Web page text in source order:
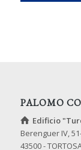
PALOMO
Edificio
Berenguer IV,
43500 -